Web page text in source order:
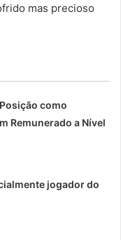
mas precioso
como
Remunerado a Nível
jogador do